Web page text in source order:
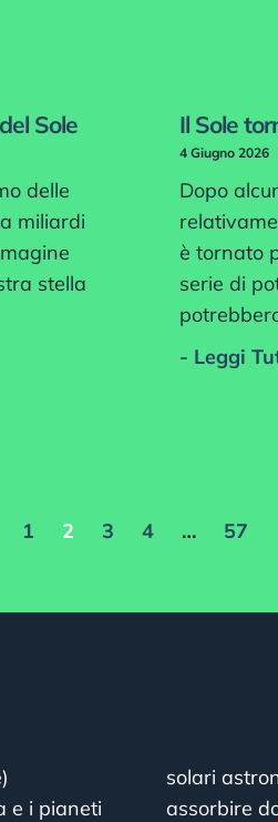
Sole
delle
miliardi
stella
Il Sole
4 Giugno 2026
Dopo
è tornato
serie di
- Leggi
1 2 3 4 … 57
e i pianeti
solari
assorbire